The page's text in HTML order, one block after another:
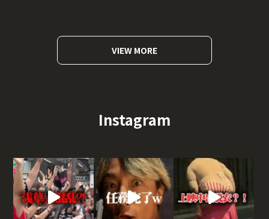
VIEW MORE
Instagram